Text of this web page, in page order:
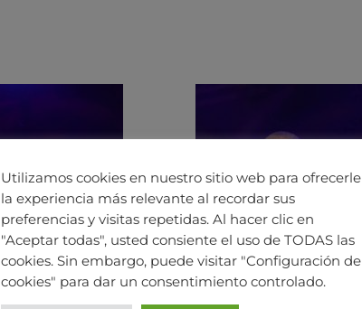
Utilizamos cookies en nuestro sitio web para ofrecerle
la experiencia más relevante al recordar sus
preferencias y visitas repetidas. Al hacer clic en
"Aceptar todas", usted consiente el uso de TODAS las
cookies. Sin embargo, puede visitar "Configuración de
cookies" para dar un consentimiento controlado.